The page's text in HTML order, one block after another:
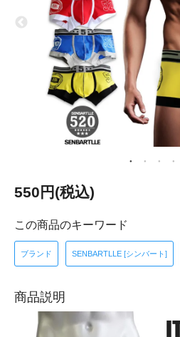
550円(税込)
この商品のキーワード
ブランド SENBARTLLE [シンバート]
商品説明